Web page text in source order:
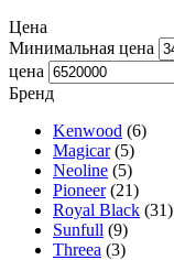
Цена
Минимальная цена
цена
Бренд
Kenwood (6)
Magicar (5)
Neoline (5)
Pioneer (21)
Royal Black (31)
Sunfull (9)
Threea (3)